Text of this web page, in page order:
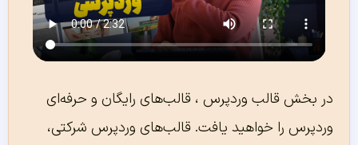
در بخش قالب وردپرس ، قالب‌های رایگان و حرفه‌ای
وردپرس را خواهید یافت. قالب‌های وردپرس شرکتی،